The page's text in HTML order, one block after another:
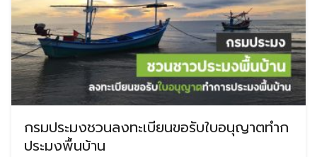
กรมประมงชวนลงทะเบียนขอรับใบอนุญาตทำก
ประมงพื้นบ้าน